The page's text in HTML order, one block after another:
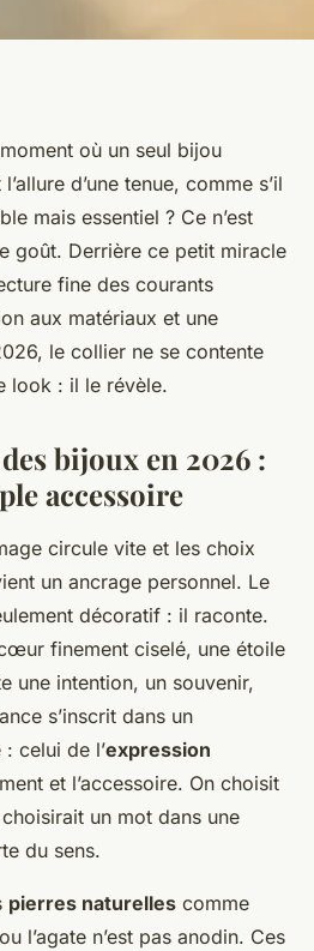
il suivre les
colliers en 2026
•12 min de lecture
où un seul bijou
d’une tenue, comme s’il
mais essentiel ? Ce n’est
goût. Derrière ce petit miracle
fine des courants
aux matériaux et une
le collier ne se contente
look : il le révèle.
bijoux en 2026 :
accessoire
circule vite et les choix
un ancrage personnel. Le
décoratif : il raconte.
finement ciselé, une étoile
une intention, un souvenir,
s’inscrit dans un
celui de l’expression
et l’accessoire. On choisit
un mot dans une
du sens.
pierres naturelles comme
l’agate n’est pas anodin. Ces